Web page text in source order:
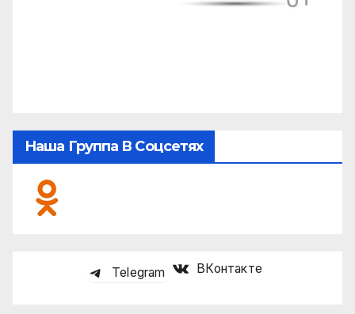
Наша Группа В Соцсетях
Telegram ВКонтакте